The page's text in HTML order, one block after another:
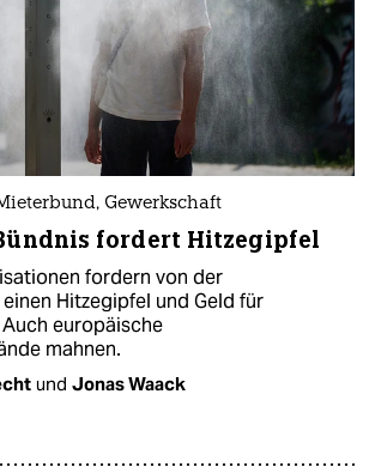
Gewerkschaft
fordert Hitzegipfel
fordern von der
Hitzegipfel und Geld für
europäische
mahnen.
und Jonas Waack